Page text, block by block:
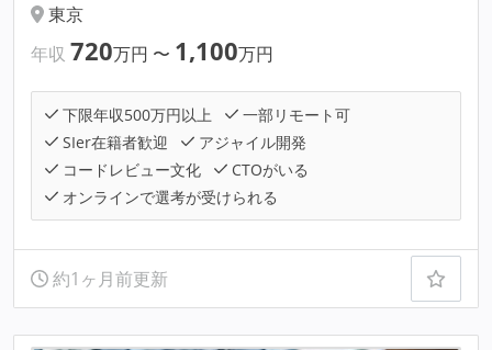
東京
年収 720万円 〜 1,100万円
下限年収500万円以上
一部リモート可
SIer在籍者歓迎
アジャイル開発
コードレビュー文化
CTOがいる
オンラインで選考が受けられる
約1ヶ月前更新